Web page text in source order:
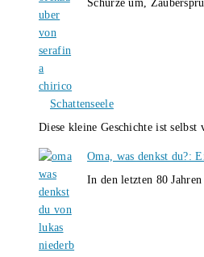
Schürze um,
Schattenseele
Diese kleine Geschichte ist
Oma, was denkst du?:
In den letzten 80